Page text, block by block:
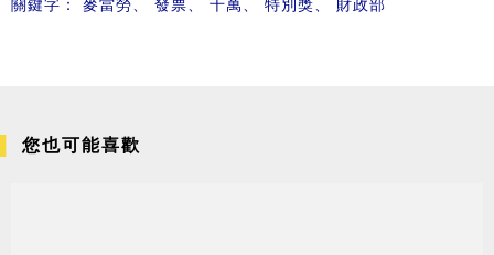
關鍵字： 麥當勞 發票 千萬 特別獎 財政部
您也可能喜歡